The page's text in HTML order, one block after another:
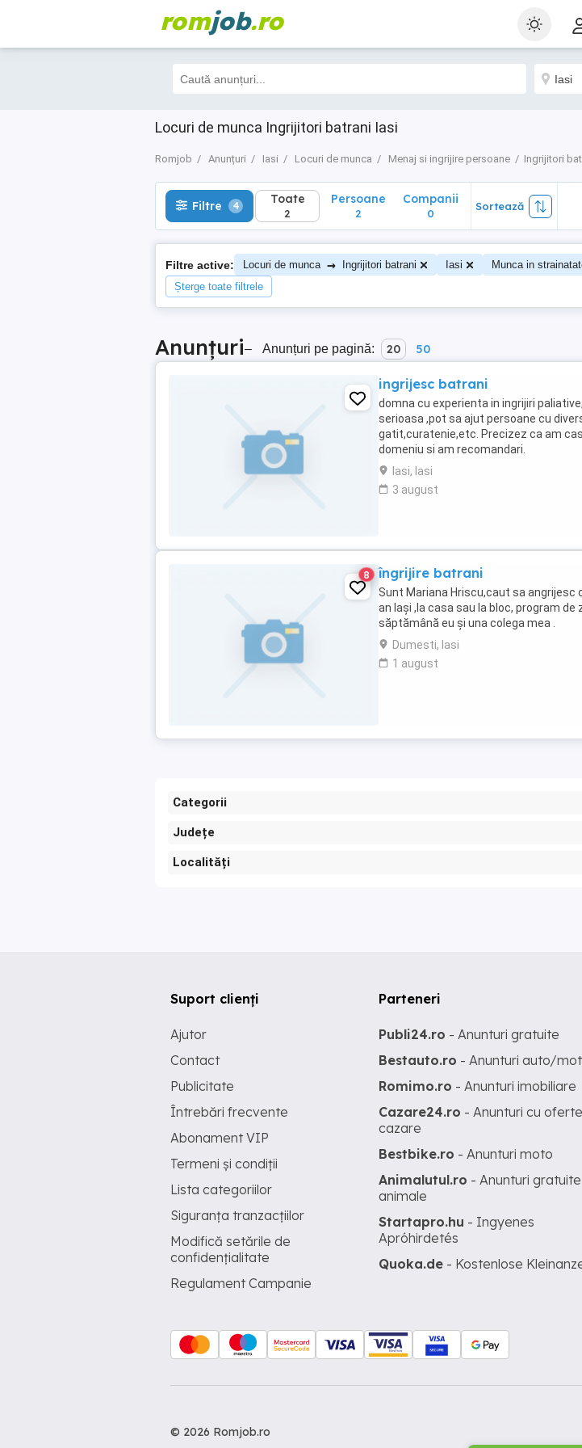
romjob.ro
Locuri de munca Ingrijitori batrani Iasi
Romjob Anunțuri Iasi Locuri de munca Menaj si ingrijire persoane Ingrijitori
Filtre 4 Toate
2
Filtre 4 Toate
2
Persoane
2
Companii
0
Sortează
Filtre active: Locuri de munca → Ingrijitori batrani Iasi Munca in
Șterge toate filtrele
Anunțuri– Anunțuri pe pagină: 20 50
ingrijesc batrani
domna cu experienta in ingrijiri
serioasa ,pot sa ajut persoane cu
gatit,curatenie,etc. Precizez ca am
domeniu si am recomandari.
Iasi, Iasi
3 august
8 îngrijire batrani
Sunt Mariana Hriscu,caut sa angrijesc
an Iași ,la casa sau la bloc, program de
săptămână eu și una colega mea .
Dumesti, Iasi
1 august
Categorii
Județe
Localități
Suport clienți
Ajutor
Contact
Publicitate
Întrebări frecvente
Abonament VIP
Termeni și condiții
Lista categoriilor
Siguranța tranzacțiilor
Modifică setările de
confidențialitate
Regulament Campanie
Parteneri
Publi24.ro - Anunturi gratuite
Bestauto.ro - Anunturi auto/
Romimo.ro - Anunturi imobiliare
Cazare24.ro - Anunturi cu
cazare
Bestbike.ro - Anunturi moto
Animalutul.ro - Anunturi gratuite
animale
Startapro.hu - Ingyenes
Apróhirdetés
Quoka.de - Kostenlose
© 2026 Romjob.ro